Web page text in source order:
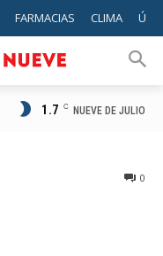
FARMACIAS CLIMA
1.7 C NUEVE DE JULIO
0